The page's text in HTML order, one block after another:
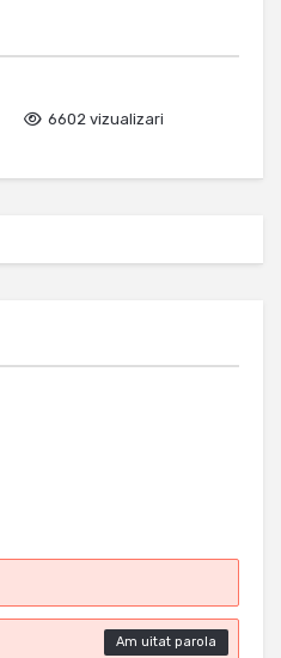
6602 vizualizari
Am uitat parola